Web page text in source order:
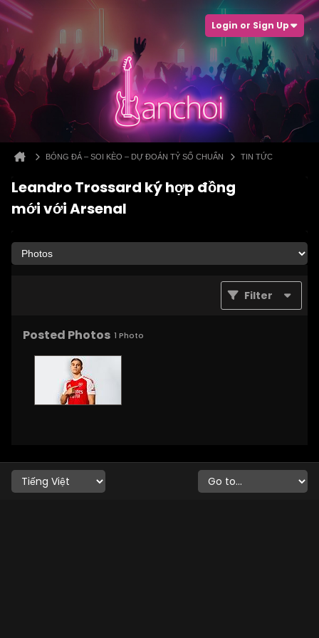
Login or Sign Up
BÓNG ĐÁ – SOI KÈO – DỰ ĐOÁN TỶ SỐ CHUẨN TIN TỨC
Leandro Trossard ký hợp đồng
mới với Arsenal
Filter
Posted Photos 1 Photo